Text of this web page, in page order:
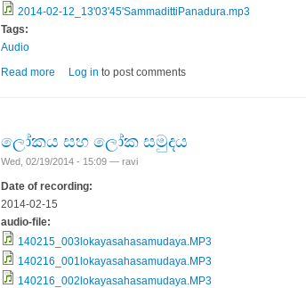
2014-02-12_13'03'45'SammadittiPanadura.mp3
Tags:
Audio
Read more about සම්මා දිට්ඨි - (පානදුර )
Log in to post comments
ලෝකය සහ ලෝක සමුදය
Wed, 02/19/2014 - 15:09 — ravi
Date of recording:
2014-02-15
audio-file:
140215_003lokayasahasamudaya.MP3
140216_001lokayasahasamudaya.MP3
140216_002lokayasahasamudaya.MP3